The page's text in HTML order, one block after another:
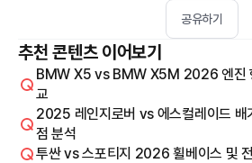
공유하기
추천 콘텐츠 이어보기
BMW X5 vs BMW X5M 2026 엔진
교
2025 레인지로버 vs 에스컬레이드 배
점 분석
투싼 vs 스포티지 2026 휠베이스 및